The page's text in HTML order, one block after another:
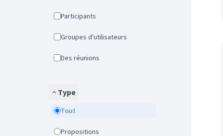
Participants
Groupes d'utilisateurs
Des réunions
Type
Tout
Propositions